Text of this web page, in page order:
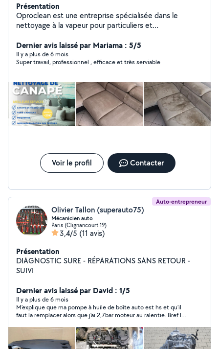
Présentation
Oproclean est une entreprise spécialisée dans le
nettoyage à la vapeur pour particuliers et
écologique, nous éliminons saletés, bactéries et
allergènes sans produits chimiques. Rapide, efficace et
respectueux de l'environnement, Suprasteam redonne
Dernier avis laissé par Mariama : 5/5
Il y a plus de 6 mois
Super travail, professionnel , efficace et très serviable
Voir le profil Contacter
Auto-entrepreneur
Olivier Tallon (superauto75)
Mécanicien auto
Paris (Clignancourt 19)
3,4/5 (11 avis)
Présentation
DIAGNOSTIC SURE - RÉPARATIONS SANS RETOUR -
SUIVI
Dernier avis laissé par David : 1/5
Il y a plus de 6 mois
M’explique que ma pompe à huile de boîte auto est hs et qu’il
faut la remplacer alors que j’ai 2,7bar moteur au ralentie. Bref la
Pas bon le diagnostic